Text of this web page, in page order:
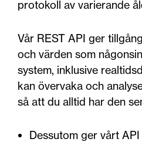
protokoll av varierande
Vår REST API ger
och värden som
system, inklusive
kan övervaka och
så att du alltid har den
Dessutom ger vårt